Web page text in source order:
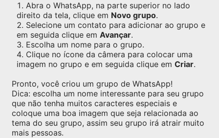
Abra o WhatsApp, na parte superior no lado
direito da tela, clique em Novo grupo.
Selecione um contato para adicionar ao grupo e
em seguida clique em Avançar.
Escolha um nome para o grupo.
Clique no ícone da câmera para colocar uma
imagem no grupo e em seguida clique em Criar.
Pronto, você criou um grupo de WhatsApp!
Dica: escolha um nome interessante para seu grupo
que não tenha muitos caracteres especiais e
coloque uma boa imagem que seja relacionada ao
tema do seu grupo, assim seu grupo irá atrair muito
mais pessoas.